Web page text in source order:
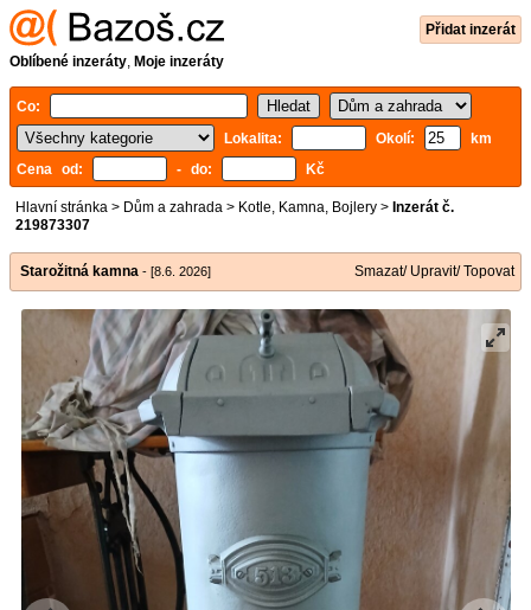
Přidat inzerát
Oblíbené inzeráty, Moje inzeráty
Co:
Lokalita:
Okolí:
km
Cena od:
- do: Kč
Hlavní stránka > Dům a zahrada > Kotle, Kamna, Bojlery > Inzerát č.
219873307
Starožitná kamna - [8.6. 2026] Smazat/ Upravit/ Topovat